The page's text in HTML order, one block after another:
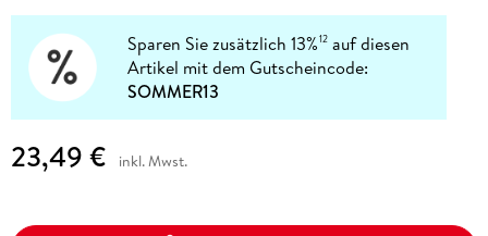
Sparen Sie zusätzlich 13%12 auf diesen
Artikel mit dem Gutscheincode:
SOMMER13
23,49 € inkl. Mwst.